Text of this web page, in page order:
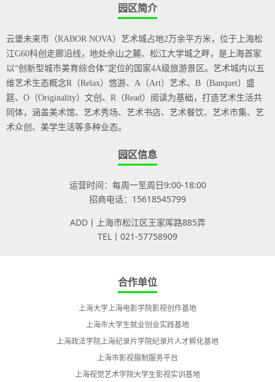
园区简介
云堡未来市（RABOR NOVA）艺术城占地2万余平方米，位于上海松
江G60科创走廊沿线，地处佘山之麓、松江大学城之畔，是上海首家
以“创新型城市美育综合体”定位的国家4A级旅游景区。 艺术城内以五
维艺术生态概念R（Relax）悠游、A（Art）艺术、B（Banquet）盛
筵、O（Originality）文创、R（Read）阅读为基础，打造艺术生活共
同体，涵盖美术馆、艺术秀场、艺术书店、艺术餐饮、艺术市集、艺
术众创、美学生活等多种业态。
园区信息
运营时间：每周一至周日9:00-18:00
招商电话：15618545799
ADD丨上海市松江区王家厍路885弄
TEL丨021-57758909
合作单位
上海大学上海电影学院影视创作基地
上海市大学生就业创业实践基地
上海政法学院上海纪录片学院纪录片人才孵化基地
上海市影视摄制服务平台
上海视觉艺术学院大学生影视实训基地